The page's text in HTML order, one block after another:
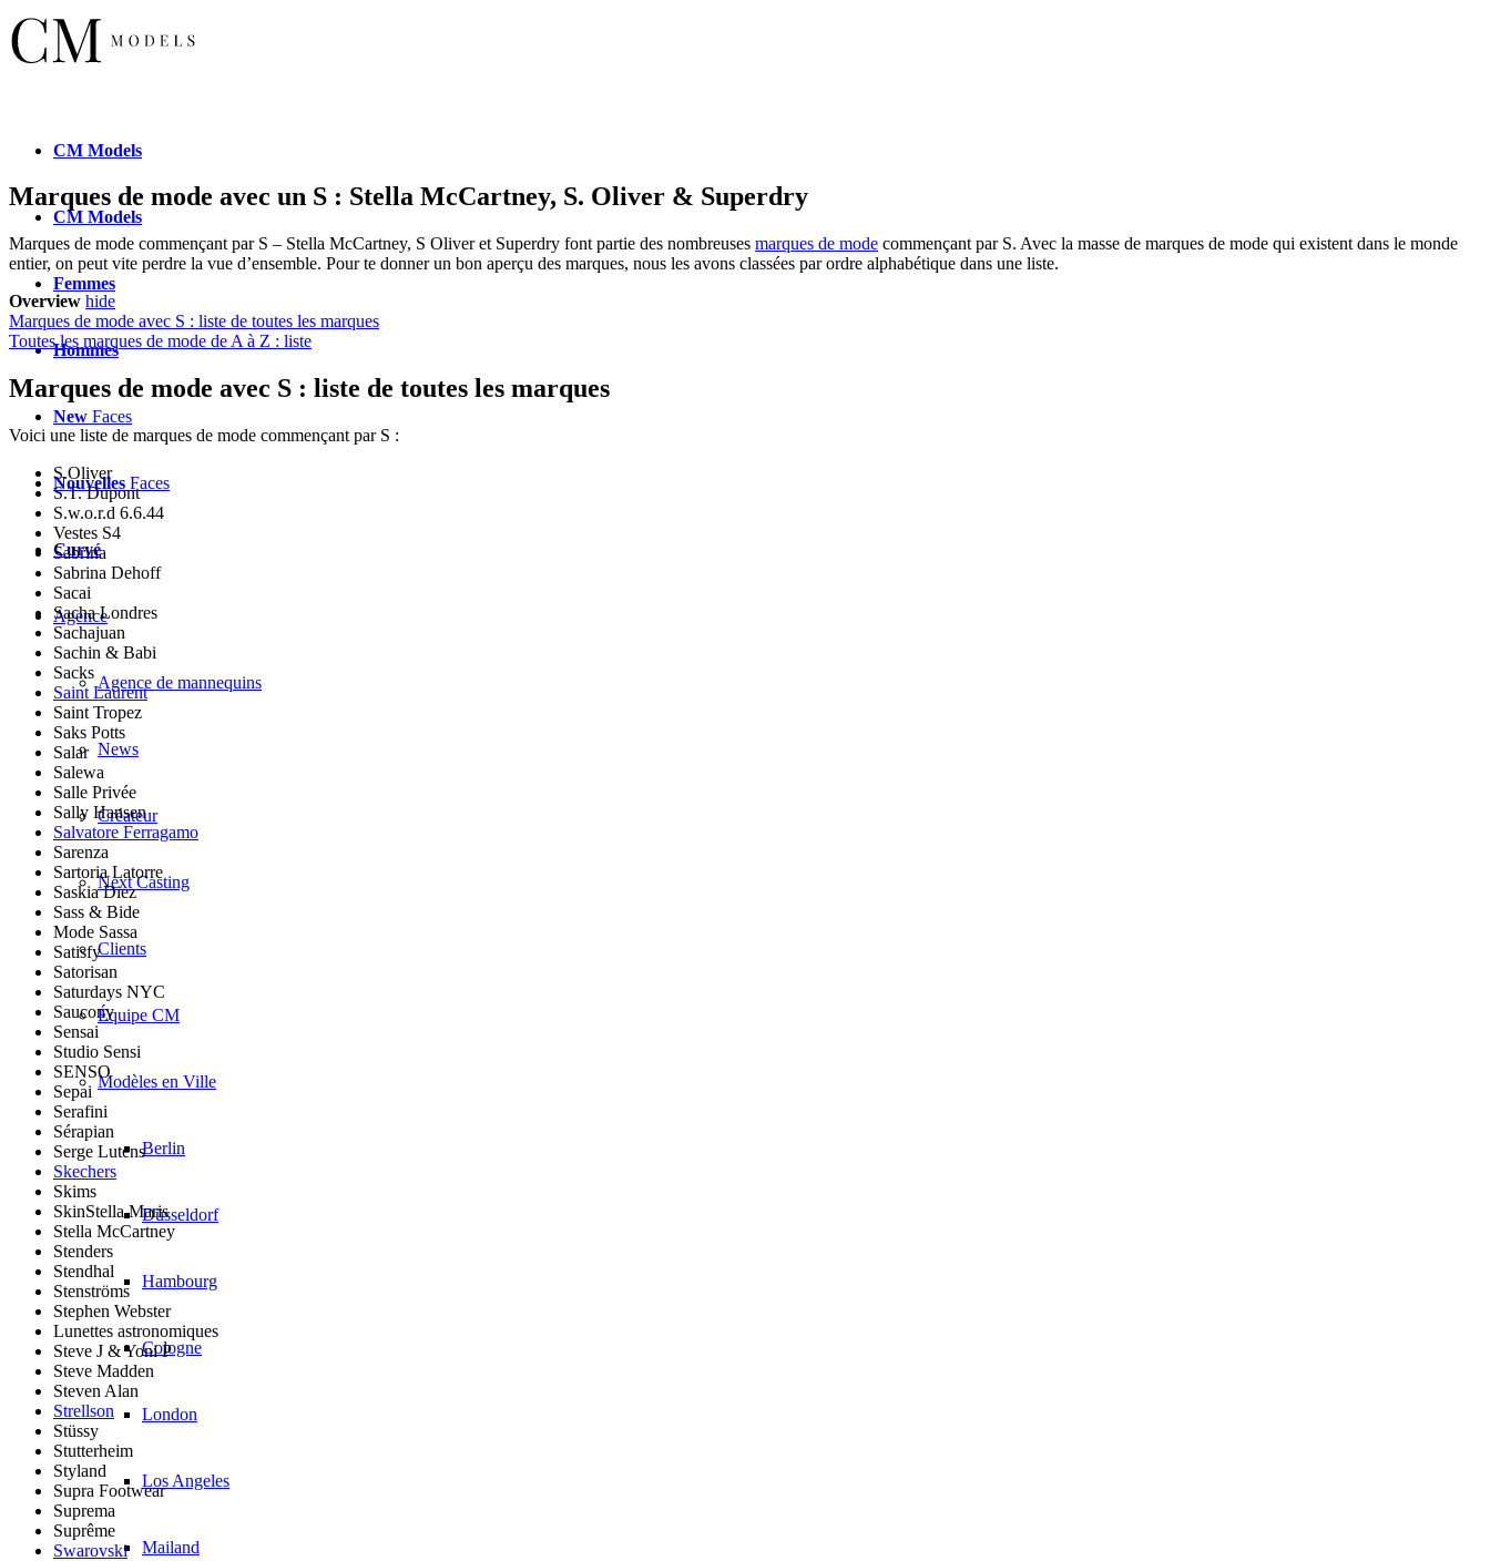
CM Models
CM Models
Femmes
Hommes
New Faces
Nouvelles Faces
Curvé
Agence
Agence de mannequins
News
Créateur
Next Casting
Clients
Équipe CM
Modèles en Ville
Berlin
Düsseldorf
Hambourg
Cologne
London
Los Angeles
Mailand
Marques de mode avec un S : Stella McCartney, S. Oliver & Superdry
Marques de mode commençant par S – Stella McCartney, S Oliver et Superdry font partie des nombreuses marques de mode commençant par S. Avec la masse de marques de mode qui existent dans le monde
entier, on peut vite perdre la vue d’ensemble. Pour te donner un bon aperçu des marques, nous les avons classées par ordre alphabétique dans une liste.
Overview hide
Marques de mode avec S : liste de toutes les marques
Toutes les marques de mode de A à Z : liste
Marques de mode avec S : liste de toutes les marques
Voici une liste de marques de mode commençant par S :
S.Oliver
S.T. Dupont
S.w.o.r.d 6.6.44
Vestes S4
Sabrina
Sabrina Dehoff
Sacai
Sacha Londres
Sachajuan
Sachin & Babi
Sacks
Saint Laurent
Saint Tropez
Saks Potts
Salar
Salewa
Salle Privée
Sally Hansen
Salvatore Ferragamo
Sarenza
Sartoria Latorre
Saskia Diez
Sass & Bide
Mode Sassa
Satisfy
Satorisan
Saturdays NYC
Saucony
Sensai
Studio Sensi
SENSO
Sepai
Serafini
Sérapian
Serge Lutens
Skechers
Skims
SkinStella Maris
Stella McCartney
Stenders
Stendhal
Stenströms
Stephen Webster
Lunettes astronomiques
Steve J & Yoni P
Steve Madden
Steven Alan
Strellson
Stüssy
Stutterheim
Styland
Supra Footwear
Suprema
Suprême
Swarovski